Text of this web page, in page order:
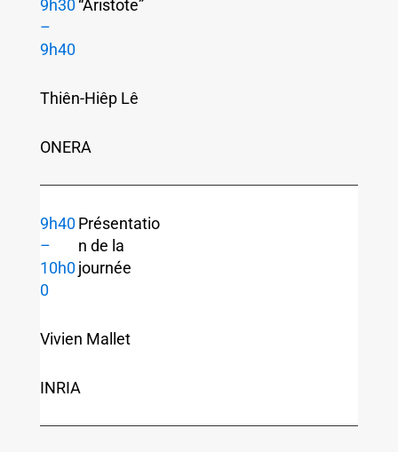
9h30
–
9h40
“Aristote”
Thiên-Hiêp Lê
ONERA
9h40
–
10h0
0
Présentatio
n de la
journée
Vivien Mallet
INRIA